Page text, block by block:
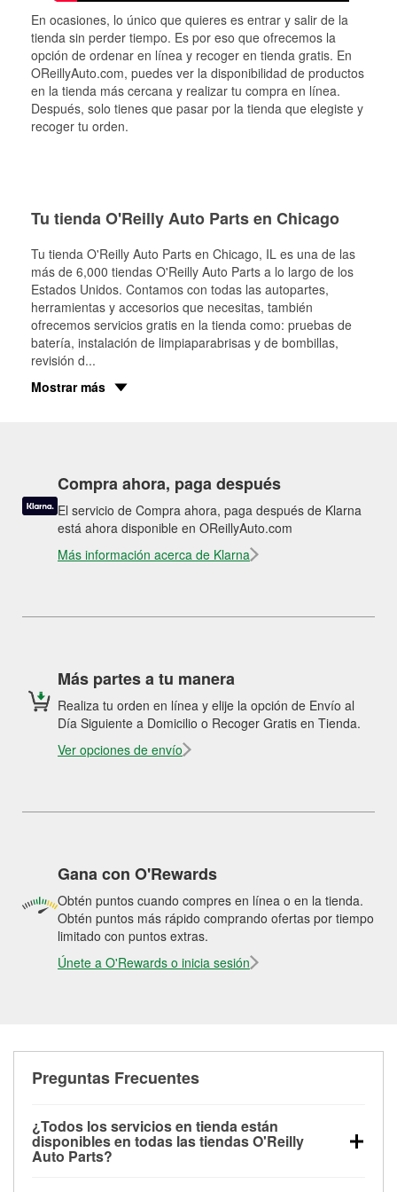
En ocasiones, lo único que quieres es entrar y salir de la
tienda sin perder tiempo. Es por eso que ofrecemos la
opción de ordenar en línea y recoger en tienda gratis. En
OReillyAuto.com, puedes ver la disponibilidad de productos
en la tienda más cercana y realizar tu compra en línea.
Después, solo tienes que pasar por la tienda que elegiste y
recoger tu orden.
Tu tienda O'Reilly Auto Parts en Chicago
Tu tienda O'Reilly Auto Parts en Chicago, IL es una de las
más de 6,000 tiendas O'Reilly Auto Parts a lo largo de los
Estados Unidos. Contamos con todas las autopartes,
herramientas y accesorios que necesitas, también
ofrecemos servicios gratis en la tienda como: pruebas de
batería, instalación de limpiaparabrisas y de bombillas,
revisión d...
Mostrar más
Compra ahora, paga después
El servicio de Compra ahora, paga después de Klarna
está ahora disponible en OReillyAuto.com
Más información acerca de Klarna
Más partes a tu manera
Realiza tu orden en línea y elije la opción de Envío al
Día Siguiente a Domicilio o Recoger Gratis en Tienda.
Ver opciones de envío
Gana con O'Rewards
Obtén puntos cuando compres en línea o en la tienda.
Obtén puntos más rápido comprando ofertas por tiempo
limitado con puntos extras.
Únete a O'Rewards o inicia sesión
Preguntas Frecuentes
¿Todos los servicios en tienda están
disponibles en todas las tiendas O'Reilly
Auto Parts?